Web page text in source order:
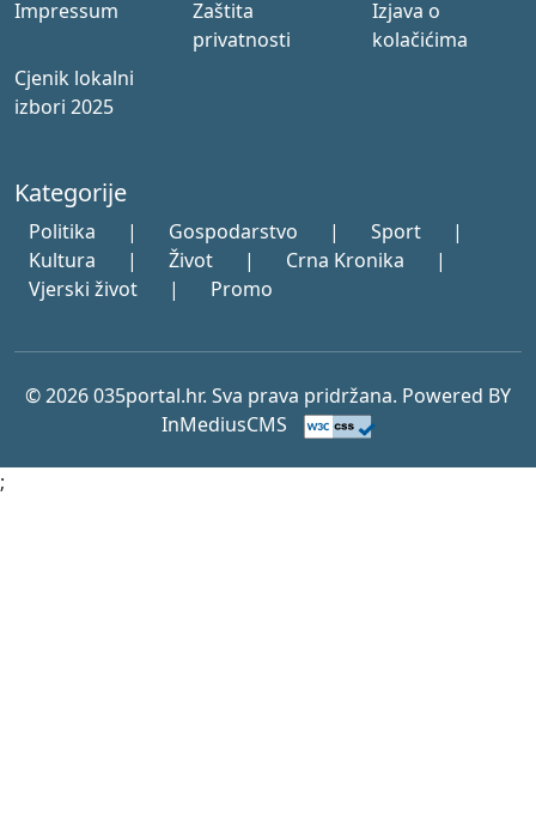
Impressum
Zaštita
privatnosti
Izjava o
kolačićima
Cjenik lokalni
izbori 2025
Kategorije
Politika | Gospodarstvo | Sport
|
Kultura
| Život | Crna Kronika
|
Vjerski život
| Promo
© 2026 035portal.hr. Sva prava pridržana. Powered BY
InMediusCMS
;